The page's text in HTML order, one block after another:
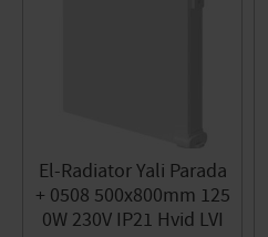
El-Radiator Yali Parada
+ 0508 500x800mm 125
0W 230V IP21 Hvid LVI